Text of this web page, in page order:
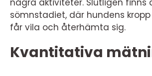
några aktiviteter. Slutligen finns
sömnstadiet, där hundens
får vila och återhämta sig.
Kvantitativa